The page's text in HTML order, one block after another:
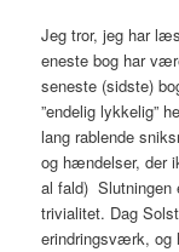
Jeg tror, jeg har
eneste bog har
seneste (sidste)
”endelig lykkelig”
lang rablende
og hændelser, der
al fald) Slutningen
trivialitet. Dag
erindringsværk, og